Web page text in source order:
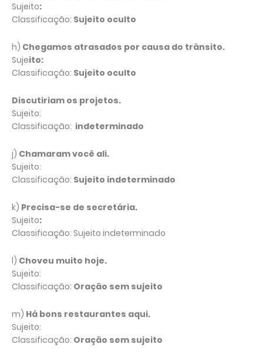
Sujeito:
Classificação: Sujeito oculto
h) Chegamos atrasados ​​por causa do trânsito.
Sujeito:
Classificação: Sujeito oculto
Discutiriam os projetos.
Sujeito:
Classificação: indeterminado
j) Chamaram você ali.
Sujeito:
Classificação: Sujeito indeterminado
k) Precisa-se de secretária.
Sujeito:
Classificação: Sujeito indeterminado
l) Choveu muito hoje.
Sujeito:
Classificação: Oração sem sujeito
m) Há bons restaurantes aqui.
Sujeito:
Classificação: Oração sem sujeito